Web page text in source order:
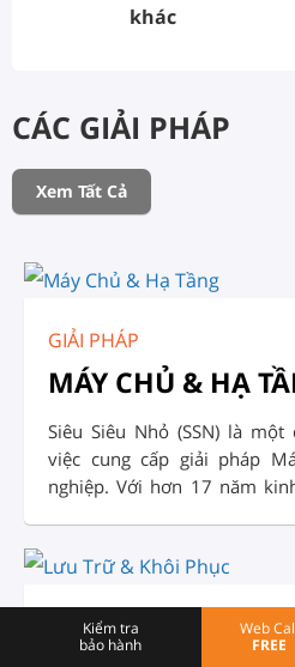
khác
CÁC GIẢI PHÁP
Xem Tất Cả
GIẢI PHÁP
MÁY CHỦ & HẠ
Siêu Siêu Nhỏ (SSN) là
việc cung cấp giải pháp
nghiệp. Với hơn 17 năm
triển khai, lắp đặt, cấu hình
GIẢI PHÁP
Kiểm tra
bảo hành
Web
FREE